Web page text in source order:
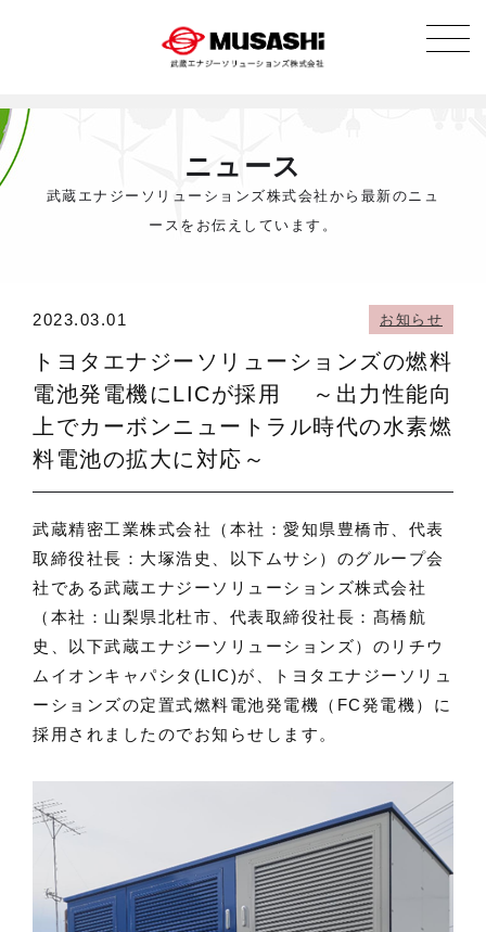
ニュース
武蔵エナジーソリューションズ株式会社から最新のニュ
ースをお伝えしています。
2023.03.01 お知らせ
トヨタエナジーソリューションズの燃料
電池発電機にLICが採用 ～出力性能向
上でカーボンニュートラル時代の水素燃
料電池の拡大に対応～
武蔵精密工業株式会社（本社：愛知県豊橋市、代表
取締役社長：大塚浩史、以下ムサシ）のグループ会
社である武蔵エナジーソリューションズ株式会社
（本社：山梨県北杜市、代表取締役社長：髙橋航
史、以下武蔵エナジーソリューションズ）のリチウ
ムイオンキャパシタ(LIC)が、トヨタエナジーソリュ
ーションズの定置式燃料電池発電機（FC発電機）に
採用されましたのでお知らせします。